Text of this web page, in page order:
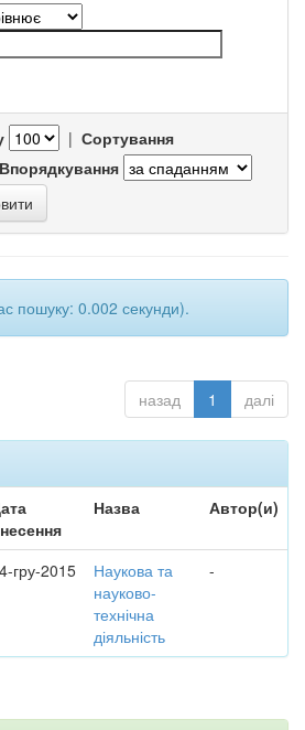
| Сортування
Впорядкування
пошуку: 0.002 секунди).
назад 1 далі
Назва Автор(и)
гру-2015
Наукова та
науково-
технічна
діяльність
-